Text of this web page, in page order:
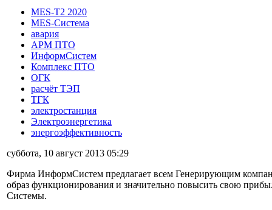
MES-T2 2020
MES-Система
авария
АРМ ПТО
ИнформСистем
Комплекс ПТО
ОГК
расчёт ТЭП
ТГК
электростанция
Электроэнергетика
энергоэффективность
суббота, 10 август 2013 05:29
Фирма ИнформСистем предлагает всем Генерирующим
образ функционирования и значительно повысить свою
Системы.